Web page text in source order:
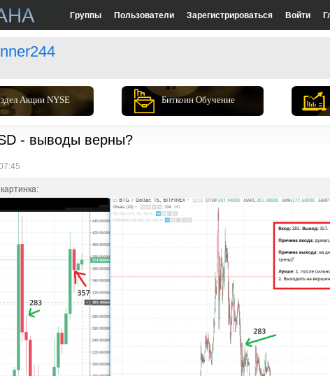
Группы Пользователи Зарегистрироваться Войти
Акции NYSE Биткоин Обучение
- выводы верны?